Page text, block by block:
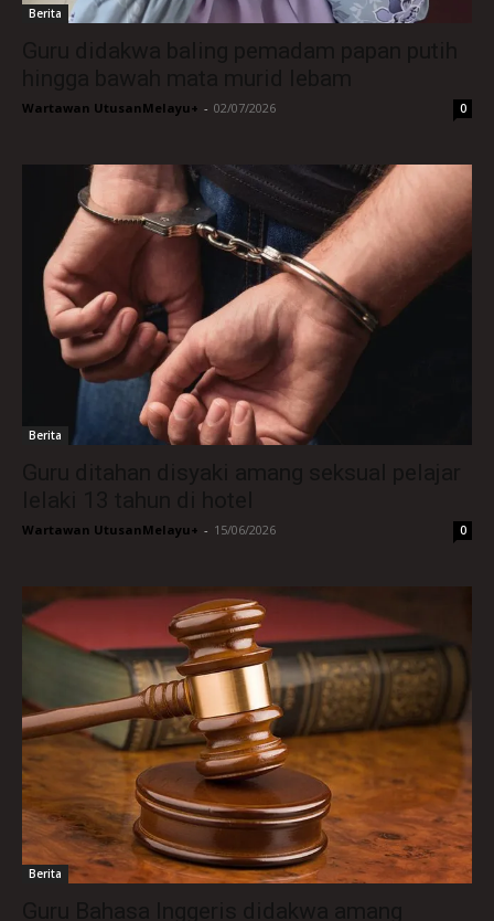
Berita
Wartawan UtusanMelayu+ - 02/07/2026 0
Berita
Wartawan UtusanMelayu+ - 15/06/2026 0
Berita